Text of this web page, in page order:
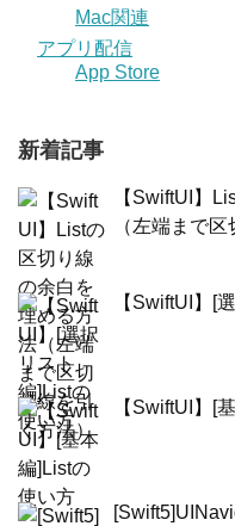
Mac関連
アプリ配信
App Store
新着記事
【SwiftUI】
（左端まで
【SwiftUI】[
【SwiftUI】[